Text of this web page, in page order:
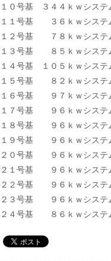
１０号基 ３４４ｋｗシ
１１号基 ３６ｋｗシステ
１２号基 ７８ｋｗシステ
１３号基 ８５ｋｗシステ
１４号基 １０５ｋｗシス
１５号基 ８２ｋｗシステ
１６号基 ９７ｋｗシステ
１７号基 ９６ｋｗシス
１８号基 ９６ｋｗシス
１９号基 ９６ｋｗシス
２０号基 ９６ｋｗシス
２１号基 ９６ｋｗシステ
２２号基 ９６ｋｗシステ
２３号基 ９６ｋｗシステ
２４号基 ８６ｋｗシステ